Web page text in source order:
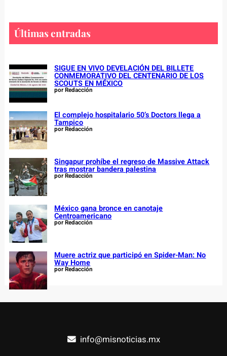
r
h
Últimas entradas
SIGUE EN VIVO DEVELACIÓN DEL BILLETE
CONMEMORATIVO DEL CENTENARIO DE LOS
SCOUTS EN MÉXICO
por Redacción
El complejo hospitalario 50’s Doctors llega a
Tampico
por Redacción
Singapur prohíbe el regreso de Massive Attack
tras mostrar bandera palestina
por Redacción
México gana bronce en canotaje
Centroamericano
por Redacción
Muere actriz que participó en Spider-Man: No
Way Home
por Redacción
info@misnoticias.mx